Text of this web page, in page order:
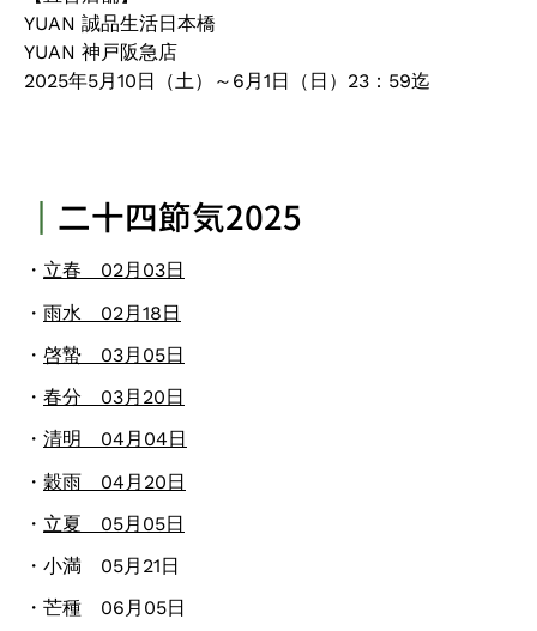
YUAN 誠品生活日本橋
YUAN 神戸阪急店
2025年5月10日（土）～6月1日（日）23：59迄
┃ 二十四節気2025
・ 立春 02月03日
・ 雨水 02月18日
・ 啓蟄 03月05日
・ 春分 03月20日
・ 清明 04月04日
・ 穀雨 04月20日
・ 立夏 05月05日
・小満 05月21日
・芒種 06月05日